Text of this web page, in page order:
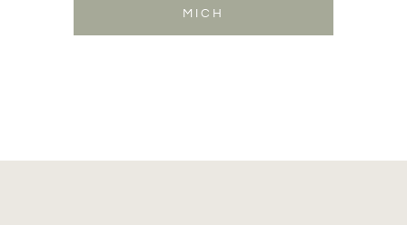
MICH